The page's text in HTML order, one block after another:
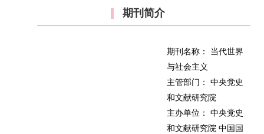
期刊简介
期刊名称： 当代世界
与社会主义
主管部门： 中央党史
和文献研究院
主办单位： 中央党史
和文献研究院 中国国